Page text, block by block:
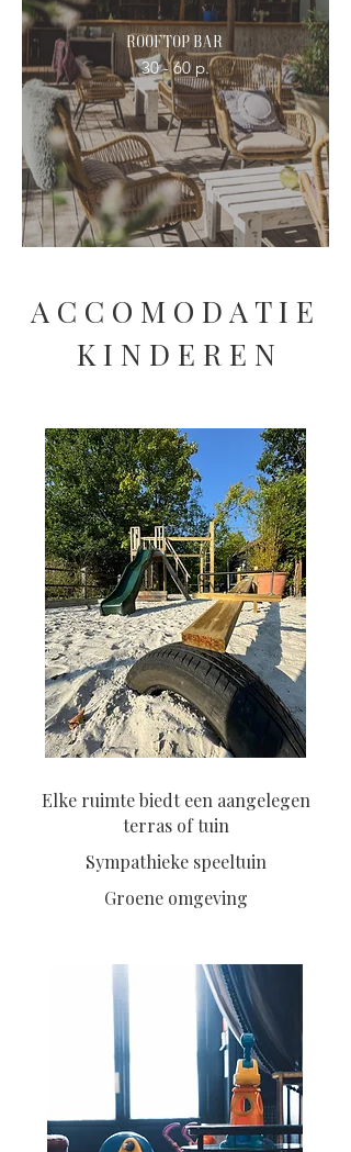
Rooftop Bar
30 - 60 p.
A C C O M O D A T I E
K I N D E R E N
Elke ruimte biedt een aangelegen
terras of tuin
Sympathieke speeltuin
Groene omgeving